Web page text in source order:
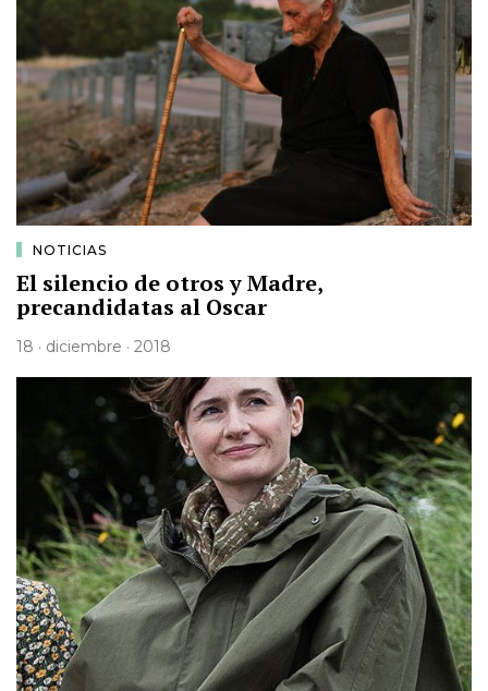
NOTICIAS
El silencio de otros y Madre,
precandidatas al Oscar
18 · diciembre · 2018